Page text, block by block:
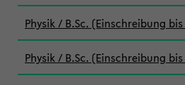
Physik / B.Sc. (Einschreibung bis
Physik / B.Sc. (Einschreibung bis